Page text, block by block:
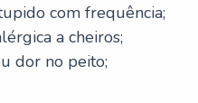
com frequência;
a cheiros;
dor no peito;